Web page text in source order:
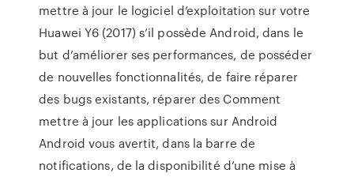
mettre à jour le logiciel d’exploitation sur votre
Huawei Y6 (2017) s’il possède Android, dans le
but d’améliorer ses performances, de posséder
de nouvelles fonctionnalités, de faire réparer
des bugs existants, réparer des Comment
mettre à jour les applications sur Android
Android vous avertit, dans la barre de
notifications, de la disponibilité d’une mise à